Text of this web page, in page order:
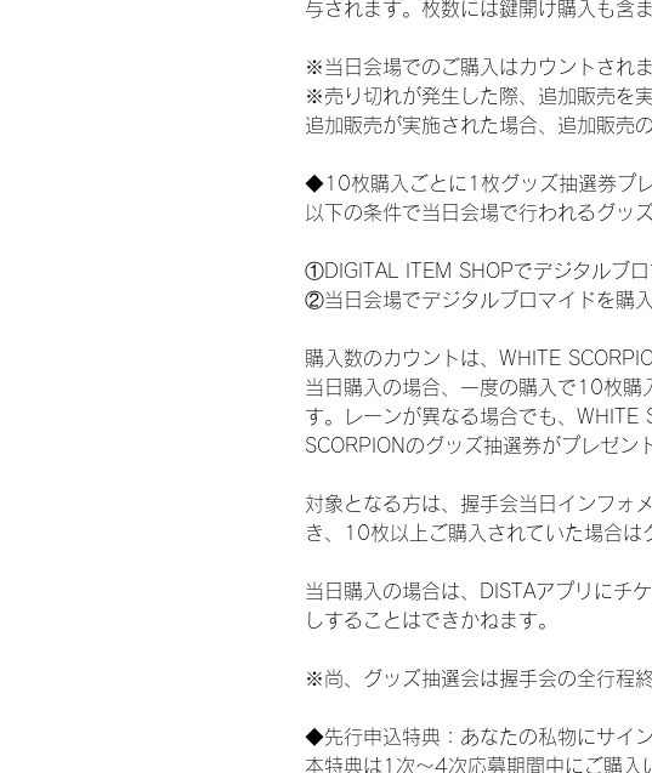
与されます。枚数には鍵開け購入も含ま
※当日会場でのご購入はカウントされま
※売り切れが発生した際、追加販売を
追加販売が実施された場合、追加販売
◆10枚購入ごとに1枚グッズ抽選券プ
以下の条件で当日会場で行われるグッ
①DIGITAL ITEM SHOPでデジタルブ
②当日会場でデジタルブロマイドを購
購入数のカウントは、WHITE
当日購入の場合、一度の購入で10枚購
す。レーンが異なる場合でも、
SCORPIONのグッズ抽選券がプレゼン
対象となる方は、握手会当日インフォ
き、10枚以上ご購入されていた場合は
当日購入の場合は、DISTAアプリにチ
しすることはできかねます。
※尚、グッズ抽選会は握手会の全行程
◆先行申込特典：あなたの私物にサイン
本特典は1次〜4次応募期間中にご購入